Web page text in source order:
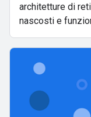
architetture di
nascosti e